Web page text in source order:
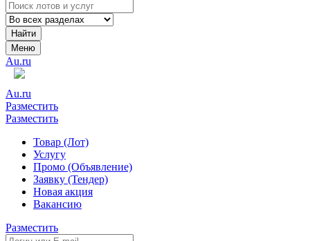
Найти
Меню
Au.ru
Au.ru
Разместить
Разместить
Товар (Лот)
Услугу
Промо (Объявление)
Заявку (Тендер)
Новая акция
Вакансию
Разместить